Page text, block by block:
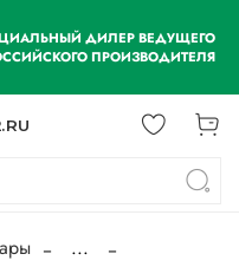
ДИЛЕР ВЕДУЩЕГО
ПРОИЗВОДИТЕЛЯ
...